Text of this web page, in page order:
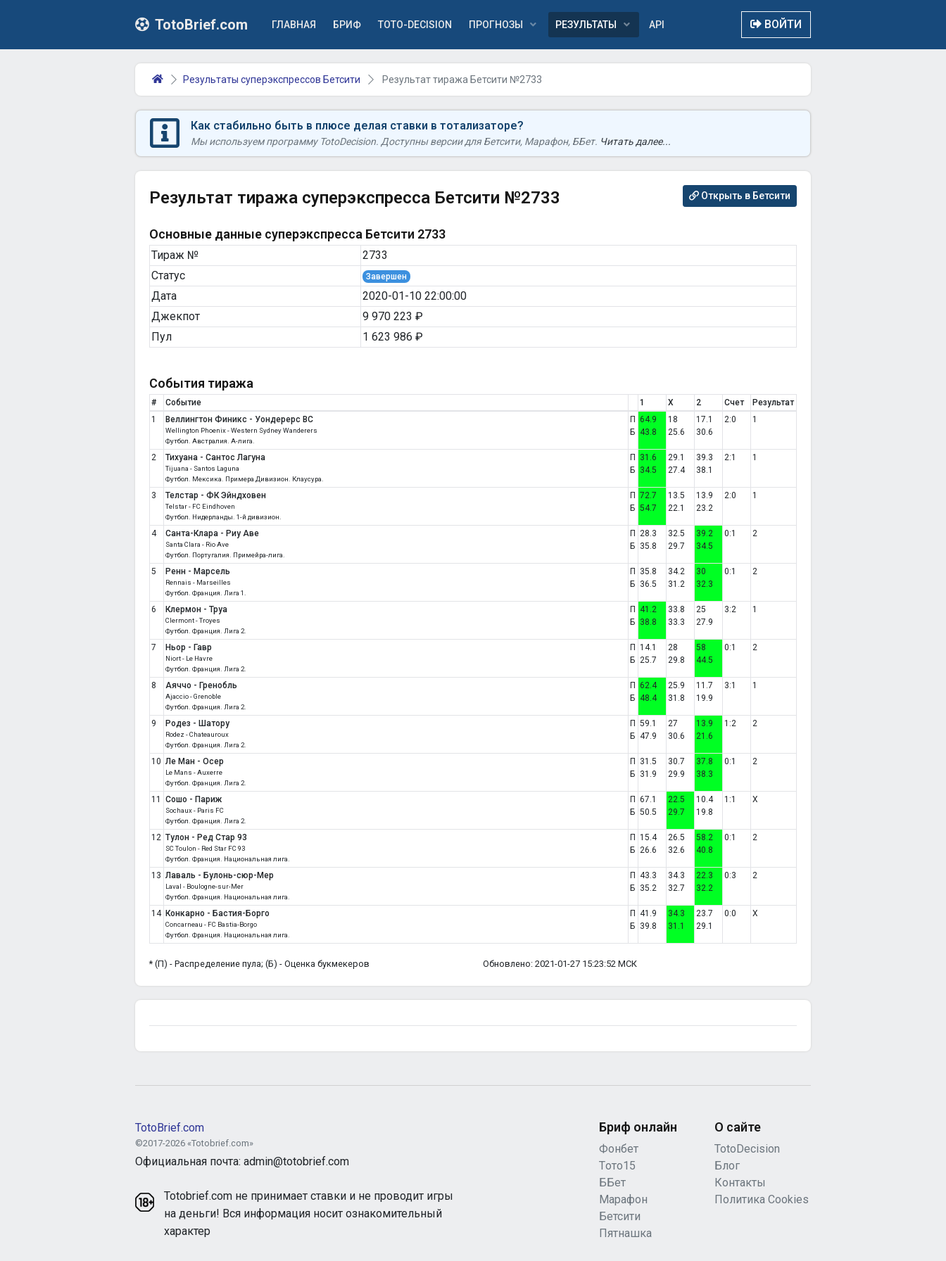
TotoBrief.com ГЛАВНАЯ БРИФ TOTO-DECISION ПРОГНОЗЫ РЕЗУЛЬТАТЫ API ВОЙТИ
Результаты суперэкспрессов Бетсити Результат тиража Бетсити №2733
Как стабильно быть в плюсе делая ставки в тотализаторе?
Мы используем программу TotoDecision. Доступны версии для Бетсити, Марафон, ББет. Читать далее...
Результат тиража суперэкспресса Бетсити №2733 Открыть в Бетсити
Основные данные суперэкспресса Бетсити 2733
Тираж №
2733
Статус
Завершен
Дата
2020-01-10 22:00:00
Джекпот
9 970 223 ₽
Пул
1 623 986 ₽
События тиража
# Событие 1 X 2 Счет
Результат
1
Веллингтон Финикс - Уондерерс ВС
Wellington Phoenix - Western Sydney Wanderers
Футбол. Австралия. A-лига.
П
Б
64.9
43.8
18
25.6
17.1
30.6
2:0 1
2 Тихуана - Сантос Лагуна
Tijuana - Santos Laguna
Футбол. Мексика. Примера Дивизион. Клаусура.
П
Б
31.6
34.5
29.1
27.4
39.3
38.1
2:1 1
3 Телстар - ФК Эйндховен
Telstar - FC Eindhoven
Футбол. Нидерланды. 1-й дивизион.
П
Б
72.7
54.7
13.5
22.1
13.9
23.2
2:0 1
4 Санта-Клара - Риу Аве
Santa Clara - Rio Ave
Футбол. Португалия. Примейра-лига.
П
Б
28.3
35.8
32.5
29.7
39.2
34.5
0:1 2
5 Ренн - Марсель
Rennais - Marseilles
Футбол. Франция. Лига 1.
П
Б
35.8
36.5
34.2
31.2
30
32.3
0:1 2
6 Клермон - Труа
Clermont - Troyes
Футбол. Франция. Лига 2.
П
Б
41.2
38.8
33.8
33.3
25
27.9
3:2 1
7 Ньор - Гавр
Niort - Le Havre
Футбол. Франция. Лига 2.
П
Б
14.1
25.7
28
29.8
58
44.5
0:1 2
8 Аяччо - Гренобль
Ajaccio - Grenoble
Футбол. Франция. Лига 2.
П
Б
62.4
48.4
25.9
31.8
11.7
19.9
3:1 1
9 Родез - Шатору
Rodez - Chateauroux
Футбол. Франция. Лига 2.
П
Б
59.1
47.9
27
30.6
13.9
21.6
1:2 2
10 Ле Ман - Осер
Le Mans - Auxerre
Футбол. Франция. Лига 2.
П
Б
31.5
31.9
30.7
29.9
37.8
38.3
0:1 2
11 Сошо - Париж
Sochaux - Paris FC
Футбол. Франция. Лига 2.
П
Б
67.1
50.5
22.5
29.7
10.4
19.8
1:1 X
12 Тулон - Ред Стар 93
SC Toulon - Red Star FC 93
Футбол. Франция. Национальная лига.
П
Б
15.4
26.6
26.5
32.6
58.2
40.8
0:1 2
13 Лаваль - Булонь-сюр-Мер
Laval - Boulogne-sur-Mer
Футбол. Франция. Национальная лига.
П
Б
43.3
35.2
34.3
32.7
22.3
32.2
0:3 2
14 Конкарно - Бастия-Борго
Concarneau - FC Bastia-Borgo
Футбол. Франция. Национальная лига.
П
Б
41.9
39.8
34.3
31.1
23.7
29.1
0:0 X
* (П) - Распределение пула; (Б) - Оценка букмекеров Обновлено: 2021-01-27 15:23:52 МСК
TotoBrief.com
©2017-2026 «Totobrief.com»
Официальная почта: admin@totobrief.com
Totobrief.com не принимает ставки и не проводит игры
на деньги! Вся информация носит ознакомительный
характер
Бриф онлайн
Фонбет
Tото15
ББет
Марафон
Бетсити
Пятнашка
О сайте
TotoDecision
Блог
Контакты
Политика Cookies